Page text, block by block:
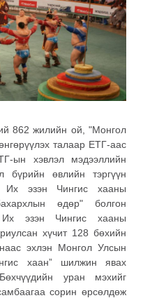
862 жилийн ой, "Монгол
талаар ЕТГ-аас
ын хэвлэл мэдээллийн
өвлийн тэргүүн
эзэн Чингис хааны
өдөр" болгон
эзэн Чингис хааны
хүчит 128 бөхийн
эхлэн Монгол Улсын
хаан” шилжин явах
уран мэхийг
сорин өрсөлдөж